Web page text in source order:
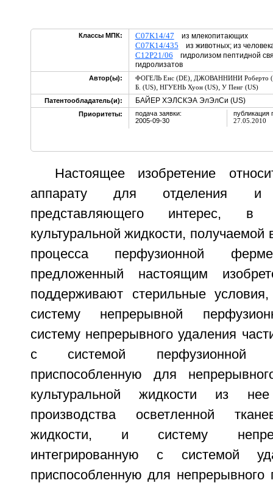
Классы МПК: C07K14/47 из млекопитающих
C07K14/435 из животных; из
C12P21/06 гидролизом пептидной
гидролизатов
Автор(ы): ФОГЕЛЬ Енс (DE), ДЖОВАННИНИ Роберто
Б. (US), НГУЕНЬ Хуон (US), У Пенг (US)
Патентообладатель(и):
БАЙЕР ХЭЛСКЭА ЭлЭлСи (US)
Приоритеты:
подача заявки:
2005-09-30
публикация
27.05.2010
Настоящее изобретение
аппарату для отделения и
представляющего интерес, в
культуральной жидкости, получаемой
процесса перфузионной
предложенный настоящим
поддерживают стерильные
систему непрерывной
систему непрерывного удаления
с системой перфузионной
приспособленную для
культуральной жидкости из
производства осветленной
жидкости, и систему
интегрированную с системой
приспособленную для непрерывного